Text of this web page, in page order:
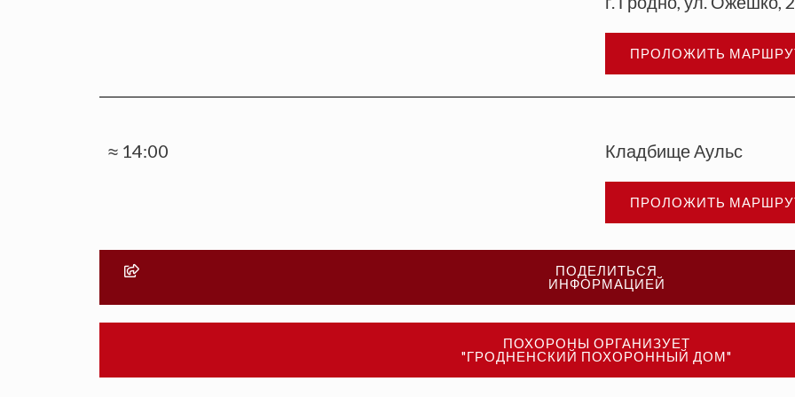
ПРОЛОЖИТЬ
≈ 14:00 Кладбище Аульс
ПРОЛОЖИТЬ
ПОДЕЛИТЬСЯ
ИНФОРМАЦИЕЙ
ПОХОРОНЫ ОРГАНИЗУЕТ
"ГРОДНЕНСКИЙ ПОХОРОННЫЙ ДОМ"